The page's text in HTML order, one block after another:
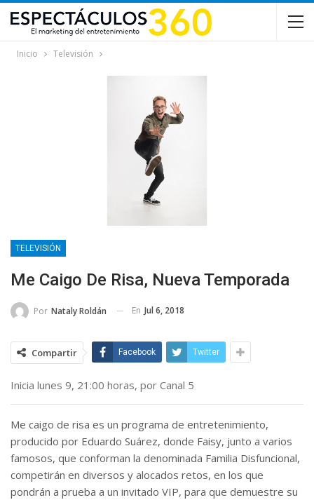
Inicio Televisión
TELEVISIÓN
Me Caigo De Risa, Nueva Temporada
Por Nataly Roldán En Jul 6, 2018
Compartir Facebook Twitter
Inicia lunes 9, 21:00 horas, por Canal 5
Me caigo de risa es un programa de entretenimiento,
producido por Eduardo Suárez, donde Faisy, junto a varios
famosos, que conforman la denominada Familia Disfuncional,
competirán en diversos y alocados retos, en los que
pondrán a prueba a un invitado VIP, para que demuestre su